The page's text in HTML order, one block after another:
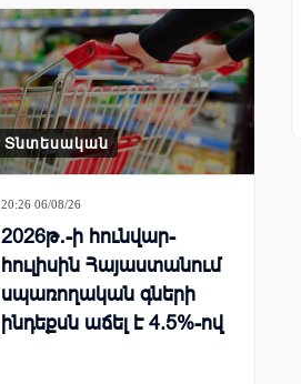
Տնտեսական
20:26 06/08/26
2026թ․-ի հունվար-
հուլիսին Հայաստանում
սպառողական գների
ինդեքսն աճել է 4.5%-ով